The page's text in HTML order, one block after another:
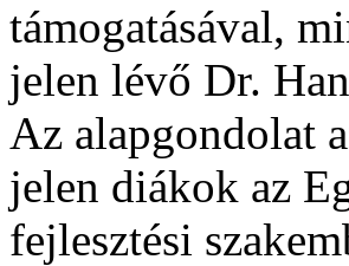
támogatásával,
jelen lévő Dr.
Az alapgondolat
jelen diákok az
fejlesztési